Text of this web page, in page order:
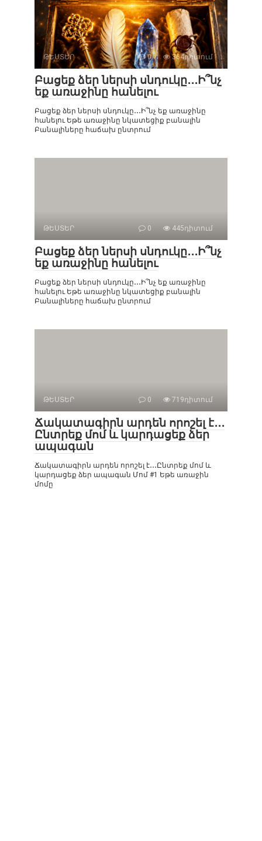
ԹԵՍՏԵՐ 0 364դիտում
Բացեք ձեր ներսի սնդուկը․․․Ի՞նչ
եք առաջինը հանելու
Բացեք ձեր ներսի սնդուկը․․․Ի՞նչ եք առաջինը
հանելու Եթե ​​առաջինը նկատեցիք բանալին
Բանալիները հաճախ ընտրում
ԹԵՍՏԵՐ 0 445դիտում
Բացեք ձեր ներսի սնդուկը․․․Ի՞նչ
եք առաջինը հանելու
Բացեք ձեր ներսի սնդուկը․․․Ի՞նչ եք առաջինը
հանելու Եթե ​​առաջինը նկատեցիք բանալին
Բանալիները հաճախ ընտրում
ԹԵՍՏԵՐ 0 719դիտում
Ճակատագիրն արդեն որոշել է․․․
Ընտրեք մոմ և կարդացեք ձեր
ապագան
Ճակատագիրն արդեն որոշել է․․․Ընտրեք մոմ և
կարդացեք ձեր ապագան Մոմ #1 Եթե առաջին
մոմը